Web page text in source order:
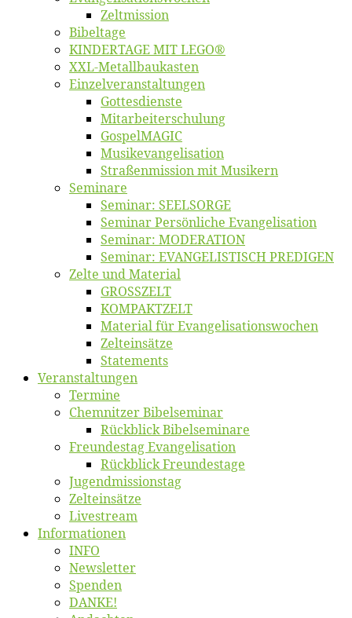
Zelt­mis­si­on
Bi­bel­ta­ge
KINDERTAGE MIT LEGO®
XXL-Me­­tal­l­­bau­­kas­­ten
Einzelver­an­stal­tungen
Got­tes­diens­te
Mitarbeiter­schulung
Gos­pel­MA­GIC
Musikevan­ge­li­sa­tion
Straßenmis­sion mit Musikern
Se­mi­na­re
Se­mi­nar: SEELSORGE
Se­mi­nar Per­sön­li­che Evangelisation
Se­mi­nar: MODERATION
Se­mi­nar: EVANGELISTISCH PREDIGEN
Zel­te und Material
GROSSZELT
KOMPAKTZELT
Ma­te­ri­al für Evangelisationswochen
Zelt­ein­sät­ze
State­ments
Ver­an­stal­tun­gen
Ter­mi­ne
Chemnit­zer Bibelseminar
Rück­blick Bibelseminare
Freun­des­tag Evangelisation
Rück­blick Freundestage
Jugend­mis­sions­tag
Zelt­ein­sät­ze
Live­stream
Informatio­nen
INFO
News­let­ter
Spen­den
DANKE!